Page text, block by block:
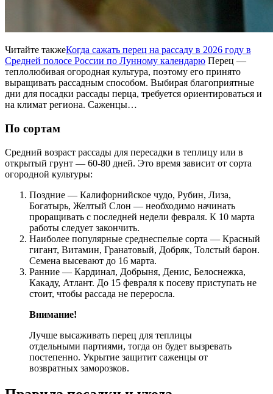
Читайте такжеКогда сажать перец на рассаду в 2026 году в
Средней полосе России по Лунному календарю Перец —
теплолюбивая огородная культура, поэтому его принято
выращивать рассадным способом. Выбирая благоприятные
дни для посадки рассады перца, требуется ориентироваться и
на климат региона. Саженцы…
По сортам
Средний возраст рассады для пересадки в теплицу или в
открытый грунт — 60-80 дней. Это время зависит от сорта
огородной культуры:
Поздние — Калифорнийское чудо, Рубин, Лиза,
Богатырь, Желтый Слон — необходимо начинать
проращивать с последней недели февраля. К 10 марта
работы следует закончить.
Наиболее популярные среднеспелые сорта — Красный
гигант, Витамин, Гранатовый, Добряк, Толстый барон.
Семена высевают до 16 марта.
Ранние — Кардинал, Добрыня, Денис, Белоснежка,
Какаду, Атлант. До 15 февраля к посеву приступать не
стоит, чтобы рассада не переросла.
Внимание!
Лучше высаживать перец для теплицы
отдельными партиями, тогда он будет вызревать
постепенно. Укрытие защитит саженцы от
возвратных заморозков.